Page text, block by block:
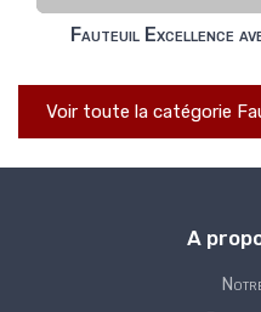
Fauteuil Excellence
Voir toute la catégorie
A